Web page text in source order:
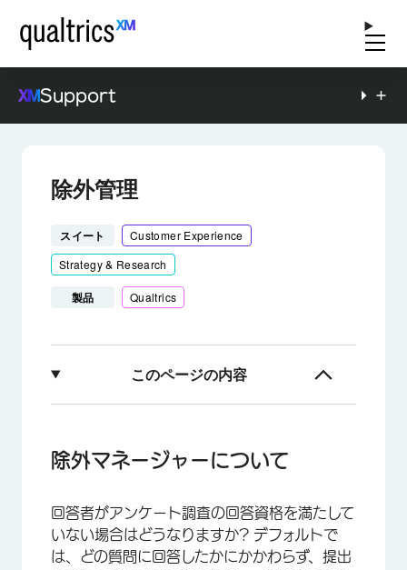
Support
除外管理
スイート
Customer Experience
Strategy & Research
製品 Qualtrics
このページの内容
除外された回答の集計を許可
除外された回答の集計を許可
除外された回答の集計を許可
除外マネージャーについて
回答者がアンケート調査の回答資格を満たして
いない場合はどうなりますか? デフォルトで
は、どの質問に回答したかにかかわらず、提出